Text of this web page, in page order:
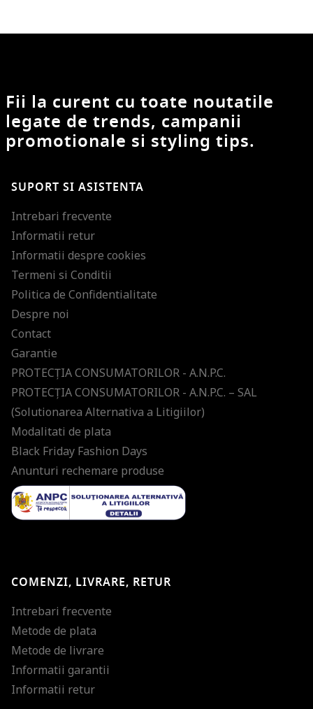
Fii la curent cu toate noutatile
legate de trends, campanii
promotionale si styling tips.
SUPORT SI ASISTENTA
Intrebari frecvente
Informatii retur
Informatii despre cookies
Termeni si Conditii
Politica de Confidentialitate
Despre noi
Contact
Garantie
PROTECŢIA CONSUMATORILOR - A.N.P.C.
PROTECŢIA CONSUMATORILOR - A.N.P.C. – SAL
(Solutionarea Alternativa a Litigiilor)
Modalitati de plata
Black Friday Fashion Days
Anunturi rechemare produse
COMENZI, LIVRARE, RETUR
Intrebari frecvente
Metode de plata
Metode de livrare
Informatii garantii
Informatii retur